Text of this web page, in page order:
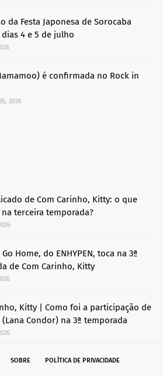
da Festa Japonesa de Sorocaba
4 e 5 de julho
é confirmada no Rock in
2026
de Com Carinho, Kitty: o que
terceira temporada?
Home, do ENHYPEN, toca na 3ª
de Com Carinho, Kitty
Kitty | Como foi a participação de
(Lana Condor) na 3ª temporada
SOBRE POLÍTICA DE PRIVACIDADE